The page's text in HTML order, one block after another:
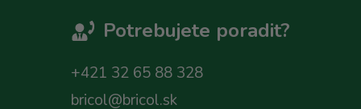
Potrebujete poradit?
+421 32 65 88 328
bricol@bricol.sk